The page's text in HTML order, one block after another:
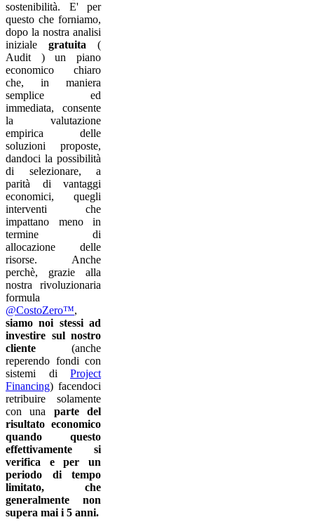
sostenibilità. E' per
questo che forniamo,
dopo la nostra analisi
inizialegratuita (
Audit ) un piano
economico chiaro
che, in maniera
semplice ed
immediata, consente
la valutazione
empirica delle
soluzioni proposte,
dandoci la possibilità
di selezionare, a
parità di vantaggi
economici, quegli
interventi che
impattano meno in
termine di
allocazione delle
risorse. Anche
perchè, grazie alla
nostra rivoluzionaria
formula
@CostoZero™,
siamo noi stessi ad
investire sul nostro
cliente (anche
reperendo fondi con
sistemi diProject
Financing) facendoci
retribuire solamente
con una parte del
risultato economico
quando questo
effettivamente si
verifica e per un
periodo di tempo
limitato, che
generalmente non
supera mai i 5 anni.